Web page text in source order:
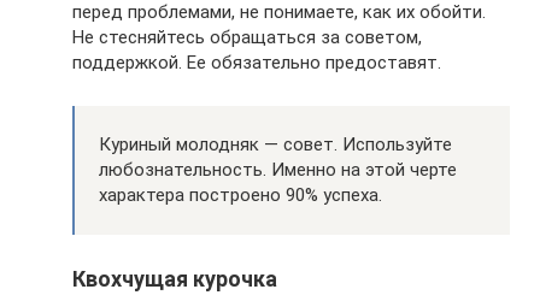
перед проблемами, не понимаете, как их обойти.
Не стесняйтесь обращаться за советом,
поддержкой. Ее обязательно предоставят.
Куриный молодняк — совет. Используйте
любознательность. Именно на этой черте
характера построено 90% успеха.
Квохчущая курочка